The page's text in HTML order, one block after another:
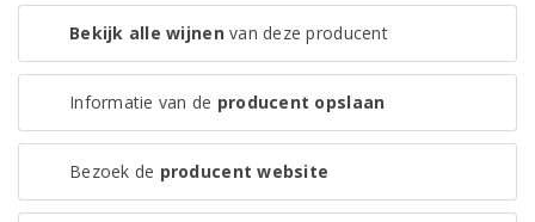
Bekijk alle wijnenvan deze producent
Informatie van de producent opslaan
Bezoek de producent website